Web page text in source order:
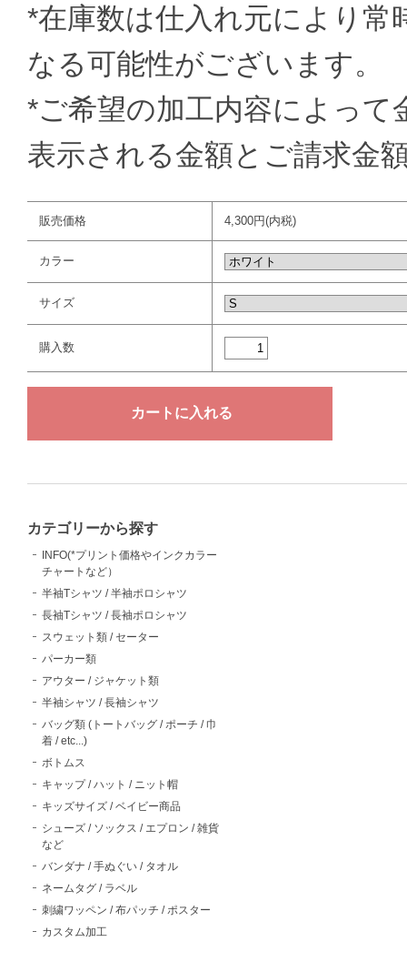
*在庫数は仕入れ元により常
なる可能性がございます。
*ご希望の加工内容によって
表示される金額とご請求金
販売価格 4,300円(内税)
カラー
サイズ
購入数
カテゴリーから探す
INFO(*プリント価格やインクカラー
チャートなど）
半袖Tシャツ / 半袖ポロシャツ
長袖Tシャツ / 長袖ポロシャツ
スウェット類 / セーター
パーカー類
アウター / ジャケット類
半袖シャツ / 長袖シャツ
バッグ類 (トートバッグ / ポーチ / 巾
着 / etc...)
ボトムス
キャップ / ハット / ニット帽
キッズサイズ / ベイビー商品
シューズ / ソックス / エプロン / 雑貨
など
バンダナ / 手ぬぐい / タオル
ネームタグ / ラベル
刺繍ワッペン / 布パッチ / ポスター
カスタム加工